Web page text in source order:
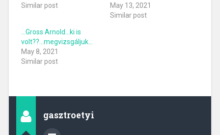
Similar post
May 13, 2021
Similar post
…Gross Arnold…ki is
volt??…megvizsgáljuk…
May 8, 2021
Similar post
gasztroetyi